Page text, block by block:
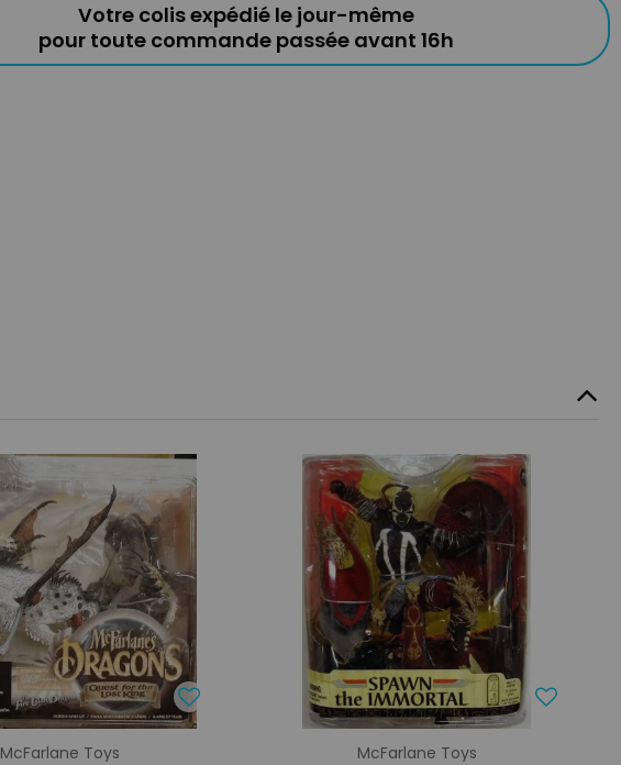
Votre colis expédié le jour-même
pour toute commande passée avant 16h
McFarlane Toys
McFarlane Toys